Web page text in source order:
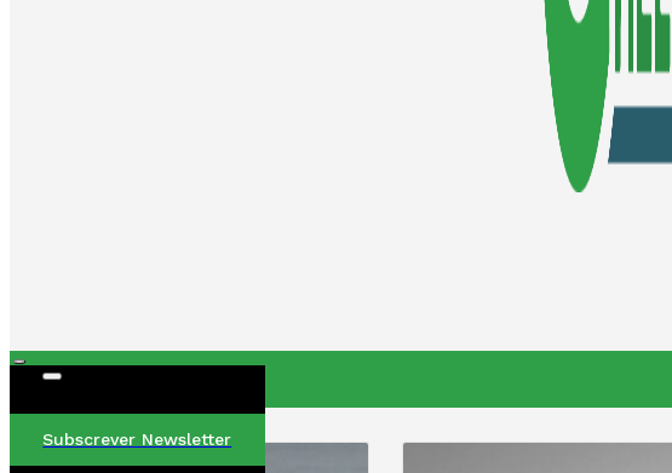
Subscrever Newsletter